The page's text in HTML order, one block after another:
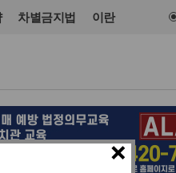
차별금지법 이란
×